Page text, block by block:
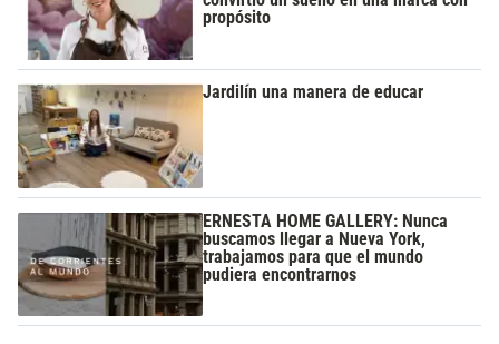
propósito
Jardilín una manera de educar
ERNESTA HOME GALLERY: Nunca
buscamos llegar a Nueva York,
trabajamos para que el mundo
pudiera encontrarnos